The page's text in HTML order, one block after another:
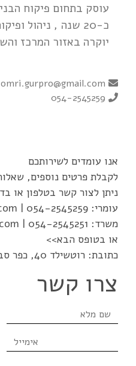
עוסק בתחום פיקוח
כ-20 שנה , ניהול
יוקרה באזור המרכז
אנו עומדים לשירותכם
לקבלת פרטים נוספים,
ניתן לצור קשר בטלפון או
עומרי: 054-2545259
|
משרד: 054-2545251
|
או בטופס הבא>>
כתובת: רוטשילד 40, כפר סבא
צרו קשר
שם
מלא